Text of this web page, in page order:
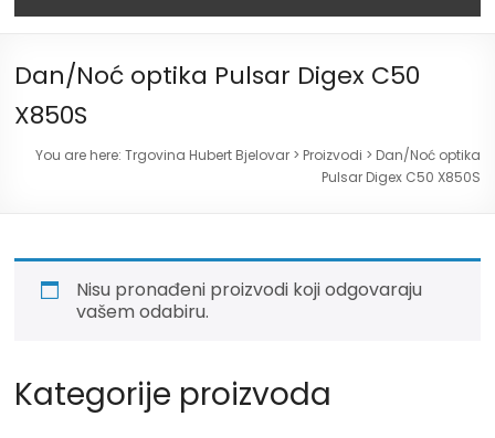
Dan/Noć optika Pulsar Digex C50
X850S
You are here: Trgovina Hubert Bjelovar> Proizvodi > Dan/Noć optika
Pulsar Digex C50 X850S
Nisu pronađeni proizvodi koji odgovaraju
vašem odabiru.
Kategorije proizvoda